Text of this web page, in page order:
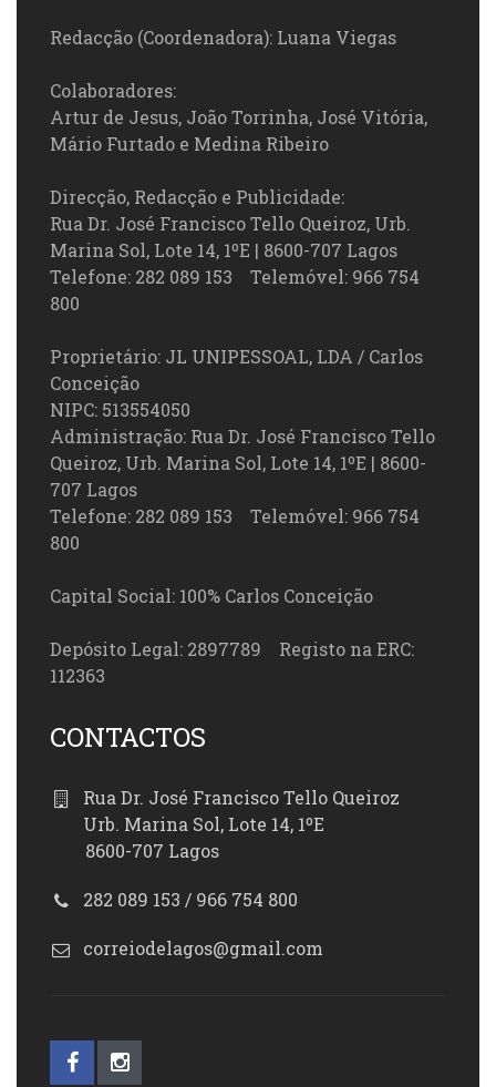
Redacção (Coordenadora): Luana Viegas
Colaboradores:
Artur de Jesus, João Torrinha, José Vitória,
Mário Furtado e Medina Ribeiro
Direcção, Redacção e Publicidade:
Rua Dr. José Francisco Tello Queiroz, Urb.
Marina Sol, Lote 14, 1ºE | 8600-707 Lagos
Telefone: 282 089 153 Telemóvel: 966 754
800
Proprietário: JL UNIPESSOAL, LDA / Carlos
Conceição
NIPC: 513554050
Administração: Rua Dr. José Francisco Tello
Queiroz, Urb. Marina Sol, Lote 14, 1ºE | 8600-
707 Lagos
Telefone: 282 089 153 Telemóvel: 966 754
800
Capital Social: 100% Carlos Conceição
Depósito Legal: 2897789 Registo na ERC:
112363
CONTACTOS
Rua Dr. José Francisco Tello Queiroz
Urb. Marina Sol, Lote 14, 1ºE
8600-707 Lagos
282 089 153 / 966 754 800
correiodelagos@gmail.com